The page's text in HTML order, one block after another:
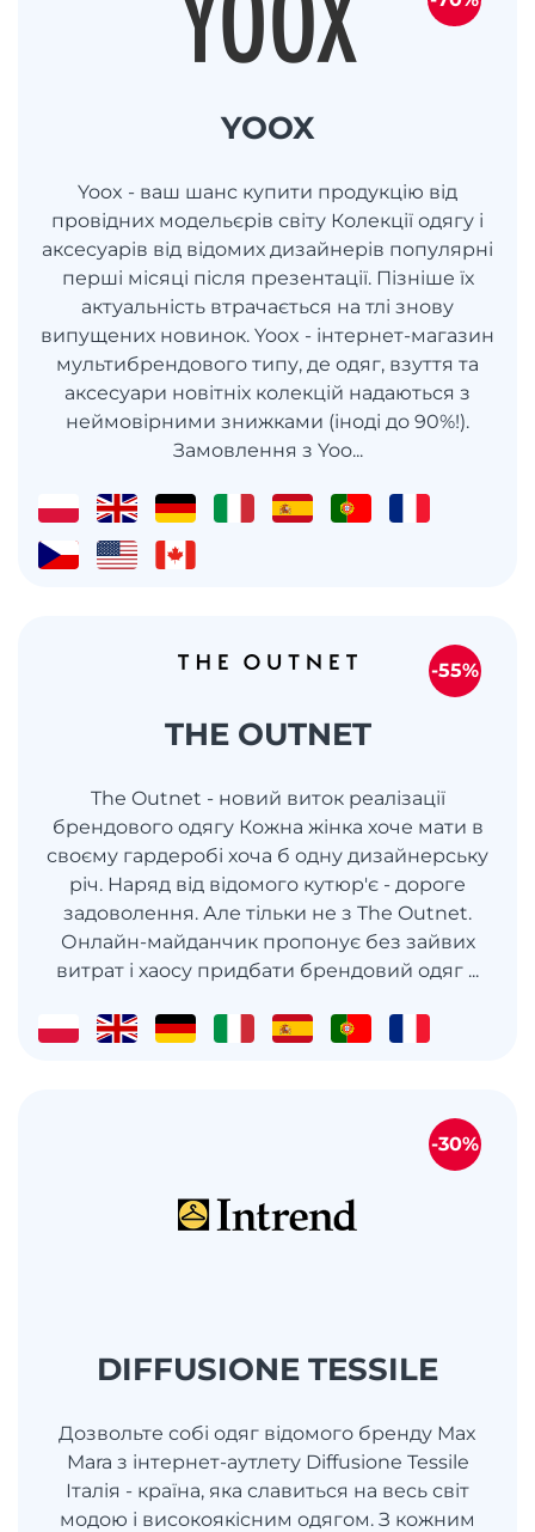
YOOX
Yoox - ваш шанс купити продукцію від
провідних модельєрів світу Колекції одягу і
аксесуарів від відомих дизайнерів популярні
перші місяці після презентації. Пізніше їх
актуальність втрачається на тлі знову
випущених новинок. Yoox - інтернет-магазин
мультибрендового типу, де одяг, взуття та
аксесуари новітніх колекцій надаються з
неймовірними знижками (іноді до 90%!).
Замовлення з Yoo...
THE OUTNET
The Outnet - новий виток реалізації
брендового одягу Кожна жінка хоче мати в
своєму гардеробі хоча б одну дизайнерську
річ. Наряд від відомого кутюр'є - дороге
задоволення. Але тільки не з The Outnet.
Онлайн-майданчик пропонує без зайвих
витрат і хаосу придбати брендовий одяг ...
-55%
DIFFUSIONE TESSILE
Дозвольте собі одяг відомого бренду Max
Mara з інтернет-аутлету Diffusione Tessile
Італія - ​​країна, яка славиться на весь світ
модою і високоякісним одягом. З кожним
-30%